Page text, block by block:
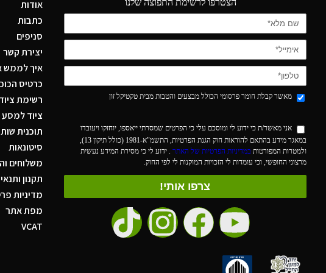
הצטרפו לרשימת התפוצה שלנו
מאשר קבלת חומר פרסומי הכולל מבצעים והטבות מבית טקטיקל זון
אני מאשר/ת כי ידוע לי ומוסכם עלי כי הפרטים שמסרתי ייאספו, יוחזקו ויעובדו
במאגר מידע בהתאם להוראות חוק הגנת הפרטיות, התשמ"א-1981 (כולל תיקון 13),
ולמטרות המפורטות במדיניות הפרטיות של האתר . ידוע לי כי מסירת המידע נעשית
מרצוני החופשי, וכי עומדות לי הזכויות המוקנות לי לפי החוק.
צרפו אותי!
אודות
כתבות
סניפים
יצירת קשר
איך לממש
כרטיס
רשימת
ציוד למסע
תוכנית
סיטונאות
משלוחים
תקנון
מדיניות
מפת אתר
VCAT